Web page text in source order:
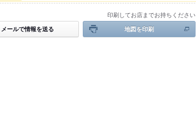
印刷してお店までお持ちください
メールで情報を送る 地図を印刷